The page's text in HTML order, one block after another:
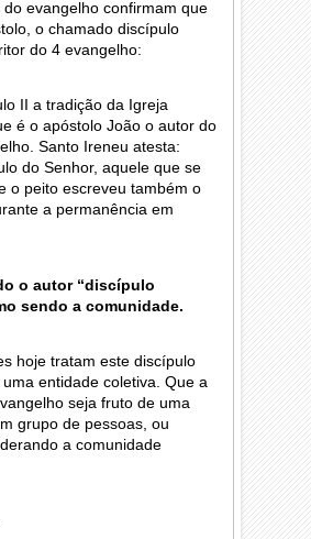
do evangelho confirmam que
o chamado discípulo
do 4 evangelho:
II a tradição da Igreja
é o apóstolo João o autor do
Santo Ireneu atesta:
do Senhor, aquele que se
o peito escreveu também o
a permanência em
o autor “discípulo
sendo a comunidade.
hoje tratam este discípulo
entidade coletiva. Que a
seja fruto de uma
grupo de pessoas, ou
a comunidade